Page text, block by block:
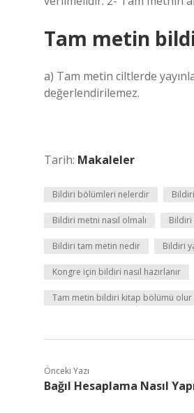
Tam metin
a) Tam metin ciltlerde
değerlendirilemez.
Tarih: Makaleler
Bildiri bölümleri nelerdir
Bildiri metni nasıl olmalı Bildiri
Bildiri tam metin nedir Bildiri
Kongre için bildiri nasıl hazırlanır
Tam metin bildiri kitap bölümü olur
Önceki Yazı
Bağıl Hesaplama Nasıl